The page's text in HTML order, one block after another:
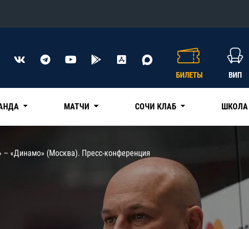
Конференция «Восток»
Трактор
БИЛЕТЫ ВИП
МАТЧИ СОЧИ КЛАБ ШКОЛА
– «Динамо» (Москва). Пресс-конференция